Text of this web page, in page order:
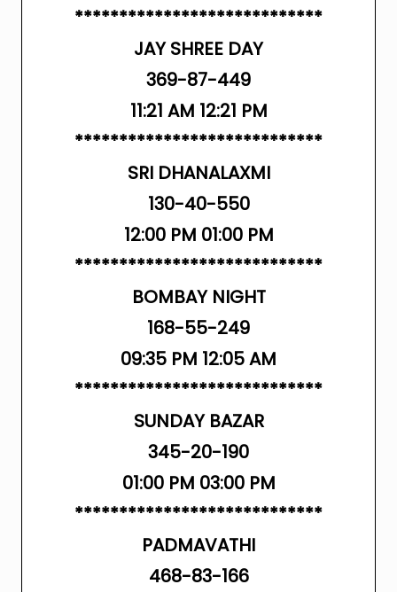
****************************
JAY SHREE DAY
369-87-449
11:21 AM 12:21 PM
****************************
SRI DHANALAXMI
130-40-550
12:00 PM 01:00 PM
****************************
BOMBAY NIGHT
168-55-249
09:35 PM 12:05 AM
****************************
SUNDAY BAZAR
345-20-190
01:00 PM 03:00 PM
****************************
PADMAVATHI
468-83-166